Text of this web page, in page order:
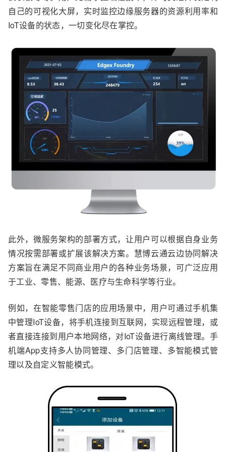
自己的可视化大屏，实时监控边缘服务器的资源利用率和
IoT设备的状态，一切变化尽在掌控。
此外，微服务架构的部署方式，让用户可以根据自身业务
情况按需部署或扩展该解决方案。慧博云通云边协同解决
方案旨在满足不同商业用户的各种业务场景，可广泛应用
于工业、零售、能源、医疗与生命科学等行业。
例如，在智能零售门店的应用场景中，用户可通过手机集
中管理IoT设备，将手机连接到互联网，实现远程管理，或
者直接连接到用户本地网络，对IoT设备进行离线管理。手
机端App支持多人协同管理、多门店管理、多智能模式管
理以及自定义智能模式。